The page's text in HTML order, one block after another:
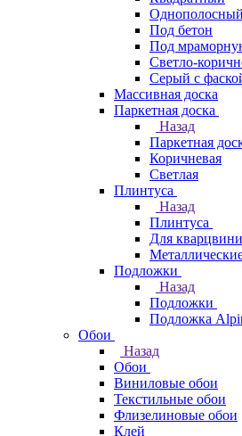
Однополосный
Под бетон
Под
Светло-
Серый с
Массивная доска
Паркетная доска
Назад
Паркетная
Коричневая
Светлая
Плинтуса
Назад
Плинтуса
Для
Подложки
Назад
Подложки
Подложка
Обои
Назад
Обои
Виниловые обои
Текстильные обои
Флизелиновые обои
Клей